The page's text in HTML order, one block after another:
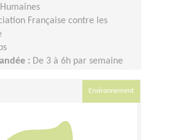
Française contre les
: De 3 à 6h par semaine
Environnement